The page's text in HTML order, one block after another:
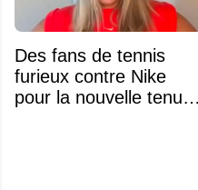
Des fans de tennis
furieux contre Nike
pour la nouvelle tenue